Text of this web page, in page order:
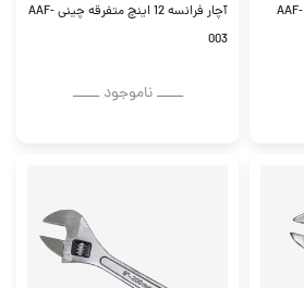
آچار فرانسه 6 اینچ NOVA نووا AAF-
آچار فرانسه 12 اینچ متفرقه چینی AAF-
003
ــــــ ناموجود ــــــ